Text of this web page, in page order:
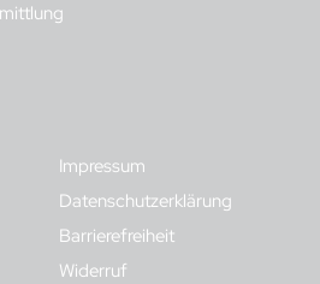
Impressum
Datenschutzerklärung
Barrierefreiheit
Widerruf